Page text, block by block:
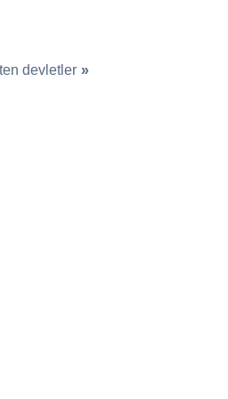
devletler »